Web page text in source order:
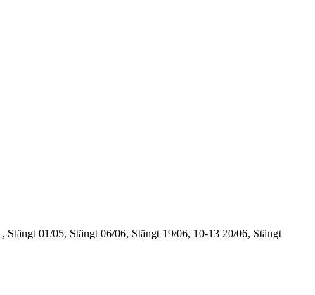
Stängt 01/05, Stängt 06/06, Stängt 19/06, 10-13 20/06, Stängt